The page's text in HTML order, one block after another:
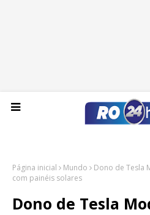
Segunda-feira, 10 de
Página inicial Mundo
Dono de Tesla
com painéis solares
Dono de Tesla